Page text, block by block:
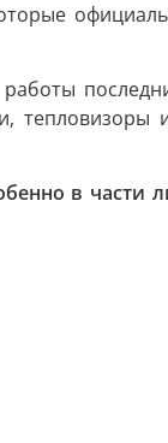
тепловизоры
в части